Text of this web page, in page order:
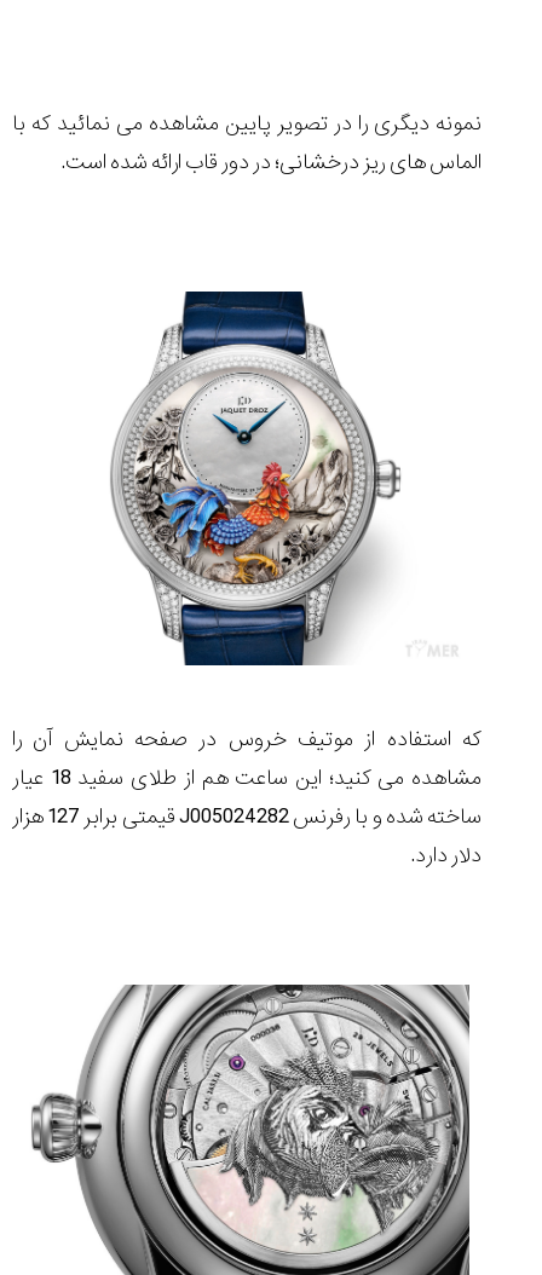
نمونه دیگری را در تصویر پایین مشاهده می نمائید که با
الماس های ریز درخشانی؛ در دور قاب ارائه شده است.
که استفاده از موتیف خروس در صفحه نمایش آن را
مشاهده می کنید؛ این ساعت هم از طلای سفید 18 عیار
ساخته شده و با رفرنسJ005024282
قیمتی برابر 127 هزار
دلار دارد.